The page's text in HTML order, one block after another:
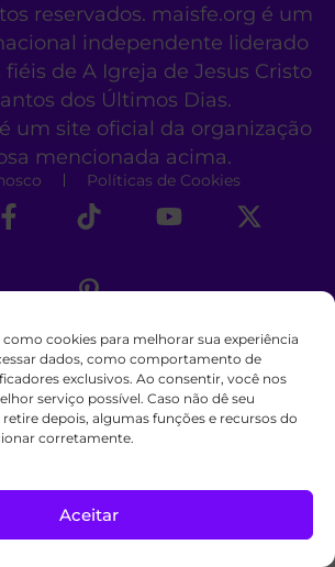
cookies para melhorar sua experiência
dados, como comportamento de
exclusivos. Ao consentir, você nos
serviço possível. Caso não dê seu
depois, algumas funções e recursos do
corretamente.
Aceitar
reservados. maisfe.org é um
independente liderado
de A Igreja de Jesus Cristo
dos Últimos Dias.
um site oficial da organização
mencionada acima.
Políticas de Cookies